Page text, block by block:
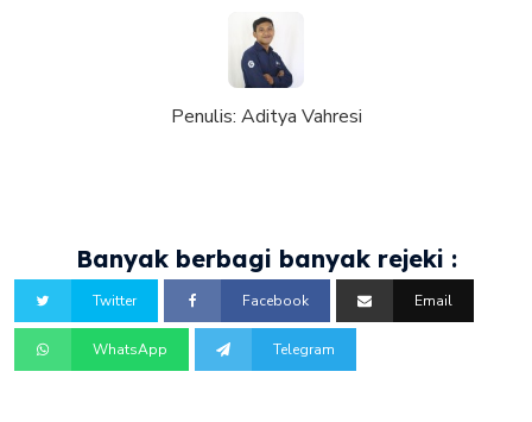
Penulis: Aditya Vahresi
Banyak berbagi banyak rejeki :
Twitter Facebook Email
WhatsApp Telegram